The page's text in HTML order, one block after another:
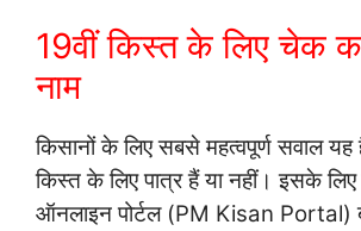
19वीं किस्त के लिए चेक
नाम
किसानों के लिए सबसे महत्वपूर्ण सवाल यह
किस्त के लिए पात्र हैं या नहीं। इसके
ऑनलाइन पोर्टल (PM Kisan Portal)